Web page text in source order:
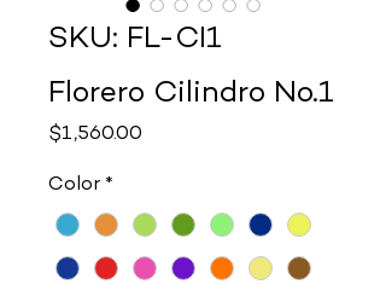
SKU: FL-CI1
Florero Cilindro No.1
$1,560.00
Color *